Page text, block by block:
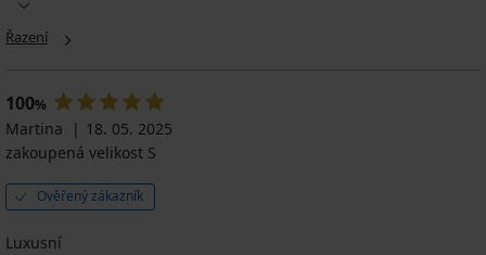
Řazení
100%
Martina
18. 05. 2025
zakoupená velikost S
Ověřený zákazník
Luxusní